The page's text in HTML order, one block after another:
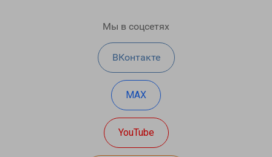
Мы в соцсетях
ВКонтакте
MAX
YouTube